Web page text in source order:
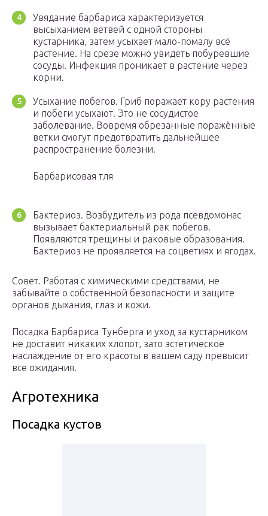
Увядание барбариса характеризуется
высыханием ветвей с одной стороны
кустарника, затем усыхает мало-помалу всё
растение. На срезе можно увидеть побуревшие
сосуды. Инфекция проникает в растение через
корни.
Усыхание побегов. Гриб поражает кору растения
и побеги усыхают. Это не сосудистое
заболевание. Вовремя обрезанные поражённые
ветки смогут предотвратить дальнейшее
распространение болезни.
Барбарисовая тля
Бактериоз. Возбудитель из рода псевдомонас
вызывает бактериальный рак побегов.
Появляются трещины и раковые образования.
Бактериоз не проявляется на соцветиях и ягодах.
Совет. Работая с химическими средствами, не
забывайте о собственной безопасности и защите
органов дыхания, глаз и кожи.
Посадка Барбариса Тунберга и уход за кустарником
не доставит никаких хлопот, зато эстетическое
наслаждение от его красоты в вашем саду превысит
все ожидания.
Агротехника
Посадка кустов